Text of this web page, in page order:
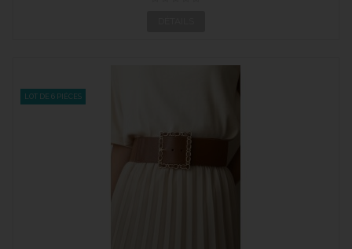
LOT DE 6 PIÈCES